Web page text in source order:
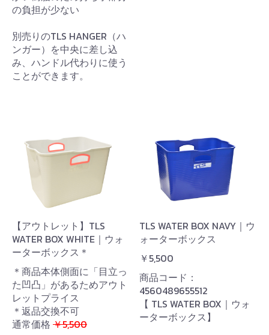
の負担が少ない
別売りのTLS HANGER（ハ
ンガー）を中央に差し込
み、ハンドル代わりに使う
ことができます。
【アウトレット】TLS
WATER BOX WHITE｜ウォ
ーターボックス＊
＊商品本体側面に「目立っ
た凹凸」があるためアウト
レットプライス
＊返品交換不可
通常価格 ￥5,500
TLS WATER BOX NAVY｜ウ
ォーターボックス
￥5,500
商品コード：
4560489655512
【 TLS WATER BOX｜ウォ
ーターボックス】